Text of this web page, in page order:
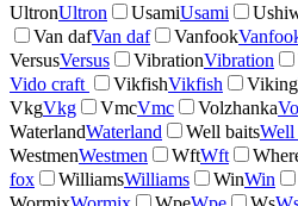
UltronUltron UsamiUsami
Van dafVan daf Vanfook
VersusVersus VibrationVibration
Vido craft
VikfishVikfish Viking
VkgVkg VmcVmc Volzhanka
WaterlandWaterland Well baitsWell
WestmenWestmen WftWft
fox
WilliamsWilliams WinWin